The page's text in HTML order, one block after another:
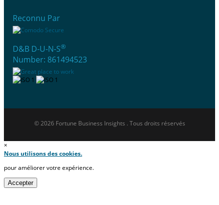
Reconnu Par
D&B D-U-N-S®
Number: 861494523
© 2026 Fortune Business Insights . Tous droits réservés
×
Nous utilisons des cookies.
pour améliorer votre expérience.
Accepter